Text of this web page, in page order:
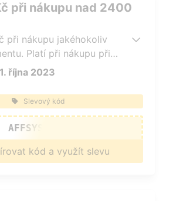
při nákupu nad 2400
při nákupu jakéhokoliv
Platí při nákupu při
Kč.
října 2023
Slevový kód
AFFSYSLOUN
kód a využít slevu